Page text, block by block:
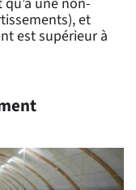
et
est supérieur à